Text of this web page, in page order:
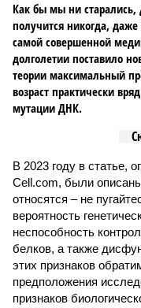
Как бы мы ни старались,
получится никогда,
самой совершенной
долголетии поставило
теории максимальный
возраст практически
мутации ДНК.
В 2023 году в статье,
Cell.com, были
относятся – не
вероятность
неспособность
белков, а также
этих признаков
предположения
признаков